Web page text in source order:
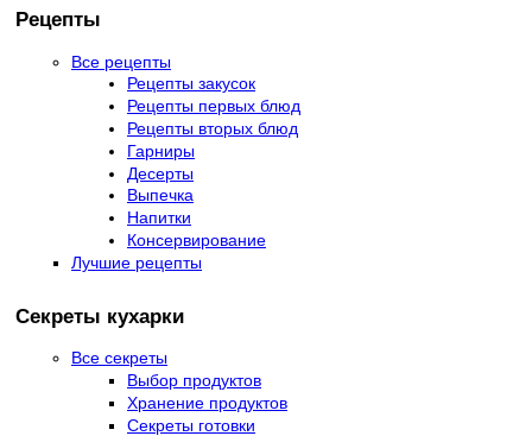
Рецепты
Все рецепты
Рецепты закусок
Рецепты первых блюд
Рецепты вторых блюд
Гарниры
Десерты
Выпечка
Напитки
Консервирование
Лучшие рецепты
Секреты кухарки
Все секреты
Выбор продуктов
Хранение продуктов
Секреты готовки